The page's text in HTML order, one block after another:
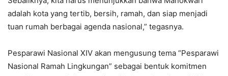
adalah kota yang tertib, bersih, ramah, dan siap menjadi
tuan rumah berbagai agenda nasional,” tegasnya.
Pesparawi Nasional XIV akan mengusung tema “Pesparawi
Nasional Ramah Lingkungan” sebagai bentuk komitmen